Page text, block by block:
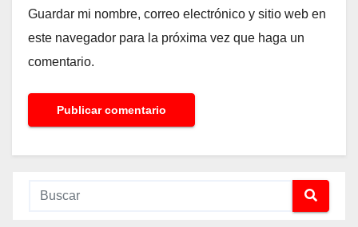
Guardar mi nombre, correo electrónico y sitio web en
este navegador para la próxima vez que haga un
comentario.